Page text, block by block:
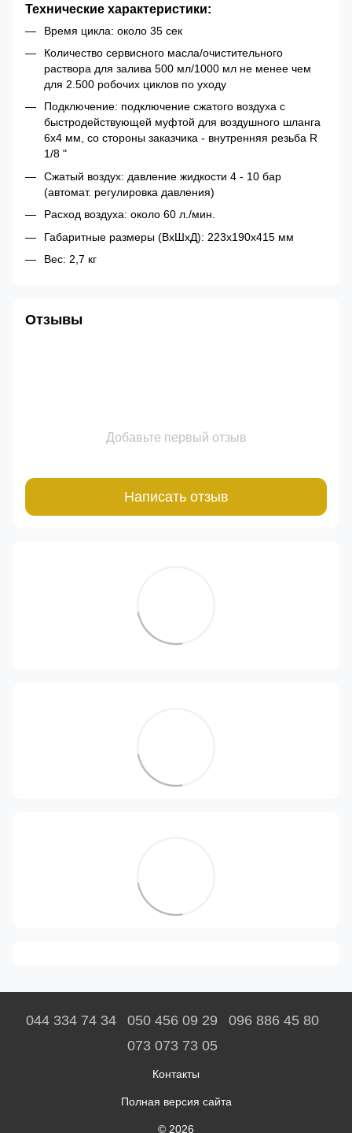
Технические характеристики:
Время цикла: около 35 сек
Количество сервисного масла/очистительного
раствора для залива 500 мл/1000 мл не менее чем
для 2.500 робочих циклов по уходу
Подключение: подключение сжатого воздуха с
быстродействующей муфтой для воздушного шланга
6х4 мм, со стороны заказчика - внутренняя резьба R
1/8 "
Сжатый воздух: давление жидкости 4 - 10 бар
(автомат. регулировка давления)
Расход воздуха: около 60 л./мин.
Габаритные размеры (ВхШхД): 223х190х415 мм
Вес: 2,7 кг
Отзывы
Добавьте первый отзыв
Написать отзыв
044 334 74 34 050 456 09 29
096 886 45 80
073 073 73 05
Контакты
Полная версия сайта
© 2026